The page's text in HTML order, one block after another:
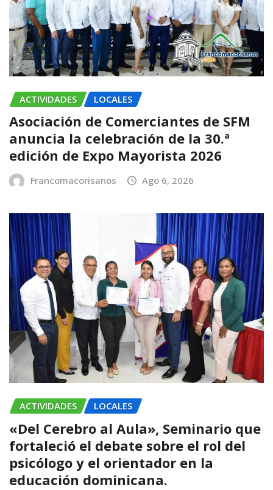
ACTIVIDADES LOCALES
Asociación de Comerciantes de SFM
anuncia la celebración de la 30.ª
edición de Expo Mayorista 2026
Francomacorisanos Ago 6, 2026
ACTIVIDADES LOCALES
«Del Cerebro al Aula», Seminario que
fortaleció el debate sobre el rol del
psicólogo y el orientador en la
educación dominicana.